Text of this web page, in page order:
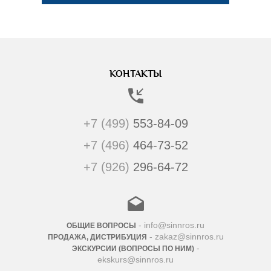
КОНТАКТЫ
+7 (499) 553-84-09
+7 (496) 464-73-52
+7 (926) 296-64-72
ОБЩИЕ ВОПРОСЫ - info@sinnros.ru
ПРОДАЖА, ДИСТРИБУЦИЯ - zakaz@sinnros.ru
ЭКСКУРСИИ (ВОПРОСЫ ПО НИМ)-
ekskurs@sinnros.ru